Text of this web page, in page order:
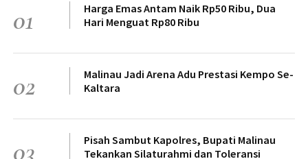
01
Harga Emas Antam Naik Rp50 Ribu, Dua
Hari Menguat Rp80 Ribu
02
Malinau Jadi Arena Adu Prestasi Kempo Se-
Kaltara
03
Pisah Sambut Kapolres, Bupati Malinau
Tekankan Silaturahmi dan Toleransi